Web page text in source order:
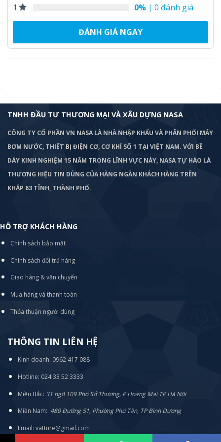
1
0% | 0 đánh giá
ĐÁNH GIÁ NGAY
TNHH ĐẦU TƯ THƯƠNG MẠI VÀ XÂU DỰNG NASA
CÔNG TY CỔ PHẦN VN NASA LÀ NHÀ NHẬP KHẨU VÀ PHÂN PHỐI MÁY
BƠM NƯỚC, THIẾT BỊ ĐIỆN CƠ, CƠ KHÍ SỐ 1 TẠI VIỆT NAM. VỚI BỀ
DÀY KINH NGHIỆM 15 NĂM TRONG LĨNH VỰC NÀY, NASA TỰ HÀO LÀ
THƯƠNG HIỆU TIN DÙNG CỦA HÀNG NGÀN KHÁCH HÀNG TRÊN
KHẮP 63 TỈNH, THÀNH PHỐ.
HỖ TRỢ KHÁCH HÀNG
Chính sách bảo mật
Chính sách đổi trả hàng
Giao hàng & vận chuyển
Mua hàng và thanh toán
Thỏa thuận người dùng
THÔNG TIN LIÊN HỆ
Kinh doanh: 0962 417 088
Hotline: 024 33 52 3333
Miền Bắc: 31 ngõ 109 Phố Sở Thượng, P Hoàng Mai TP Hà Nội
Miền Nam: 480 Đường 51, Phường Phú Tân, TP Bình Dương
Email: vatture@gmail.com